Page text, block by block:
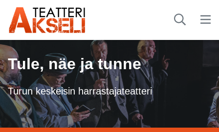
Tule, näe ja tunne
Turun keskeisin harrastajateatteri